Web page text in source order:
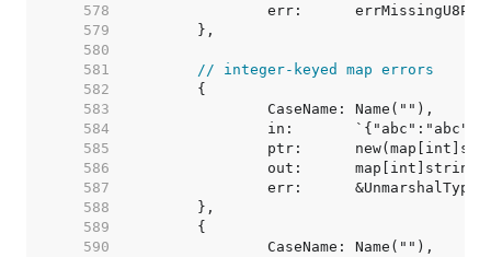
   578
   579
   580
   581
// integer-keyed map errors
   582
   583
   584
   585
   586
   587
   588
   589
   590